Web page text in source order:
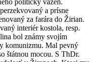
a prísne
za farára do Žirian.
interiér kostola, resp.
bol známy svojím
komunizmu. Mal pevný
štátnou mocou. S ThDr.